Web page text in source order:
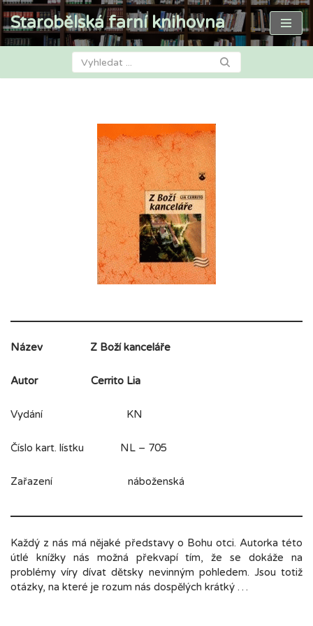
Přeskočit
Starobělská farní knihovna
Název Z Boží kanceláře
Autor Cerrito Lia
Vydání KN
Číslo kart. lístku NL – 705
Zařazení náboženská
Každý z nás má nějaké představy o Bohu otci. Autorka této
útlé knížky nás možná překvapí tím, že se dokáže na
problémy víry dívat dětsky nevinným pohledem. Jsou totiž
otázky, na které je rozum nás dospělých krátký …